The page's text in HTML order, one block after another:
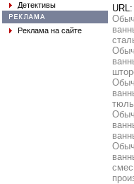
Детективы
Реклама на сайте
URL: